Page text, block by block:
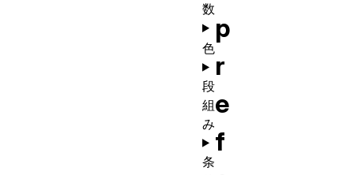
p
r
e
f
数
色
段
組
み
条